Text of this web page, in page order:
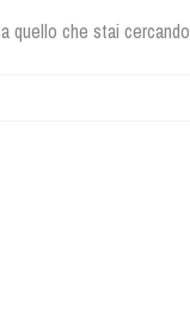
quello che stai cercando